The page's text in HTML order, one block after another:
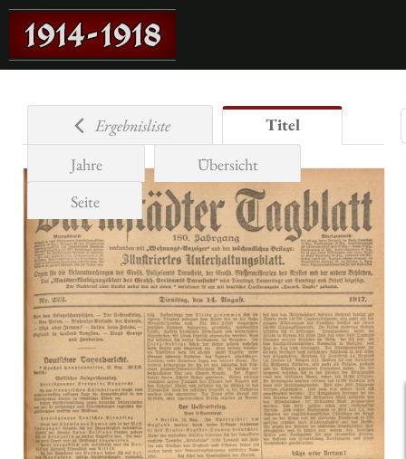
Ergebnisliste
Titel
Jahre
Übersicht
Seite